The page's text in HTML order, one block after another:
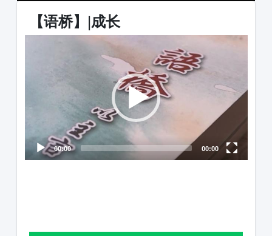
【语桥】|成长
00:00 00:00